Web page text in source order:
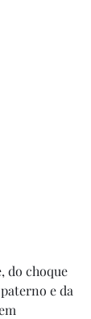
do choque
e da